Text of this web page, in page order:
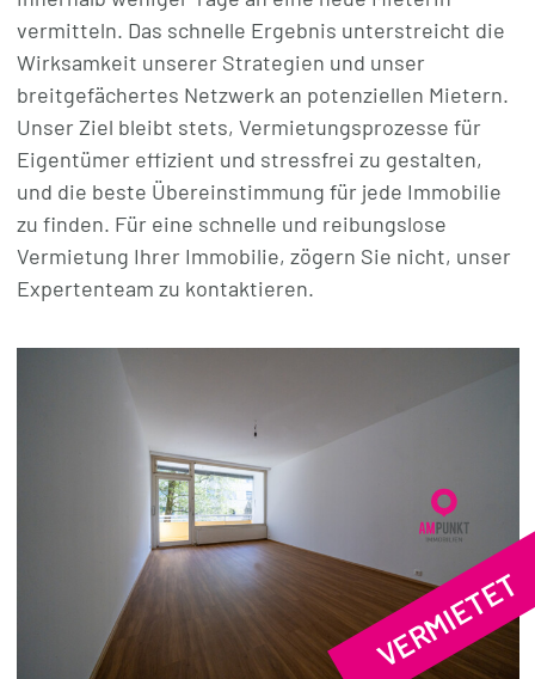
vermitteln. Das schnelle Ergebnis unterstreicht die
Wirksamkeit unserer Strategien und unser
breitgefächertes Netzwerk an potenziellen Mietern.
Unser Ziel bleibt stets, Vermietungsprozesse für
Eigentümer effizient und stressfrei zu gestalten,
und die beste Übereinstimmung für jede Immobilie
zu finden. Für eine schnelle und reibungslose
Vermietung Ihrer Immobilie, zögern Sie nicht, unser
Expertenteam zu kontaktieren.
VERMIETET